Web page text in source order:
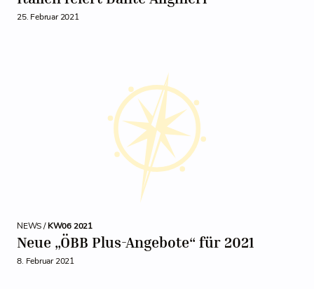
25. Februar 2021
NEWS /KW06 2021
Neue „ÖBB Plus-Angebote“ für 2021
8. Februar 2021